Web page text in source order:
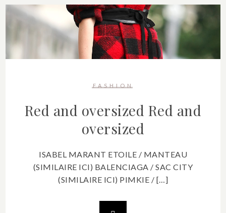
FASHION
Red and oversized Red and
oversized
ISABEL MARANT ETOILE / MANTEAU
(SIMILAIRE ICI) BALENCIAGA / SAC CITY
(SIMILAIRE ICI) PIMKIE / […]